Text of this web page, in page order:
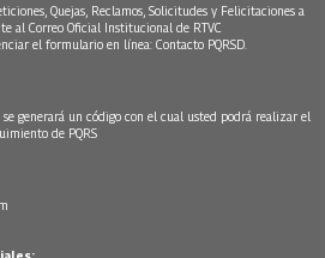
Quejas, Reclamos, Solicitudes y Felicitaciones a
al Correo Oficial Institucional de RTVC
el formulario en línea: Contacto PQRSD.
generará un código con el cual usted podrá realizar el
de PQRS